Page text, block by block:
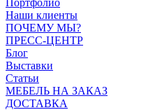
Портфолио
Наши клиенты
ПОЧЕМУ МЫ?
ПРЕСС-ЦЕНТР
Блог
Выставки
Статьи
МЕБЕЛЬ НА ЗАКАЗ
ДОСТАВКА